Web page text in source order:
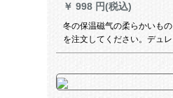
￥ 998 円(税込)
冬の保温磁气の柔らかいもの
を注文してください。デュレ
ットの家庭用防風防寒断熱カ
レンジョ色のトープです。